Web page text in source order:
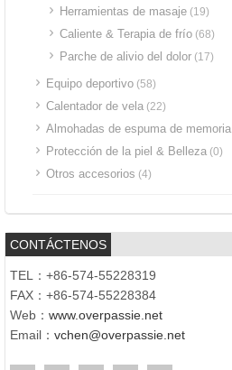
Herramientas de masaje (19)
Caliente & Terapia de frío (68)
Parche de alivio del dolor (17)
Equipo deportivo (58)
Calentador de vela (22)
Almohadas de espuma de memoria
Protección de la piel & Belleza (0)
Otros accesorios (4)
CONTÁCTENOS
TEL：+86-574-55228319
FAX：+86-574-55228384
Web： www.overpassie.net
Email： vchen@overpassie.net